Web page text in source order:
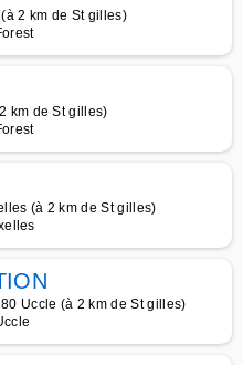
2 km de St gilles)
km de St gilles)
(à 2 km de St gilles)
Uccle (à 2 km de St gilles)